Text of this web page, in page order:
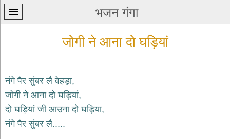
भजन गंगा
प्रथम
पन्ना
home
जोगी ने आना दो घड़ियां
नंगे पैर सुंबर लै वेहड़ा,
जोगी ने आना दो घड़ियां,
दो घड़ियां जी आउना दो घड़िया,
नंगे पैर सुंबर लै.....